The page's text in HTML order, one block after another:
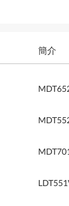
簡介